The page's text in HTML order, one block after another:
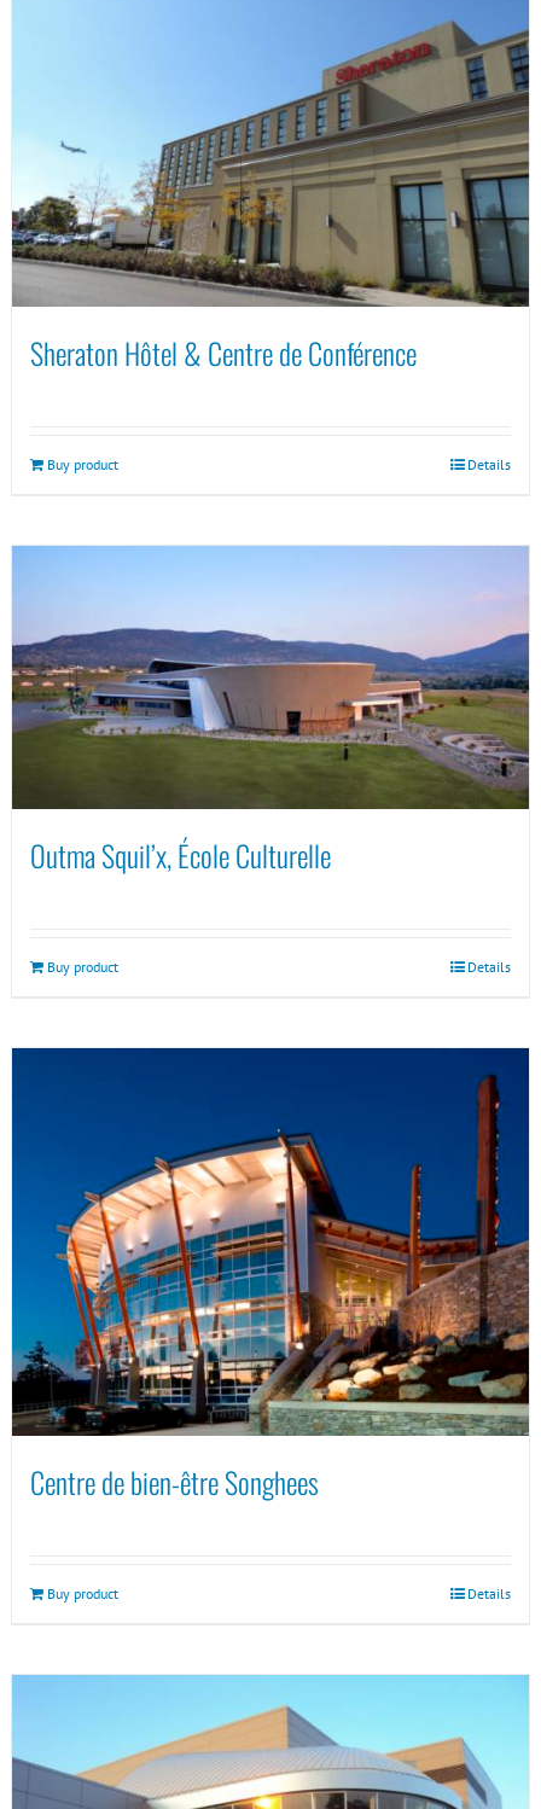
Sheraton Hôtel & Centre de Conférence
Buy product Details
Outma Squil’x, École Culturelle
Buy product Details
Centre de bien-être Songhees
Buy product Details